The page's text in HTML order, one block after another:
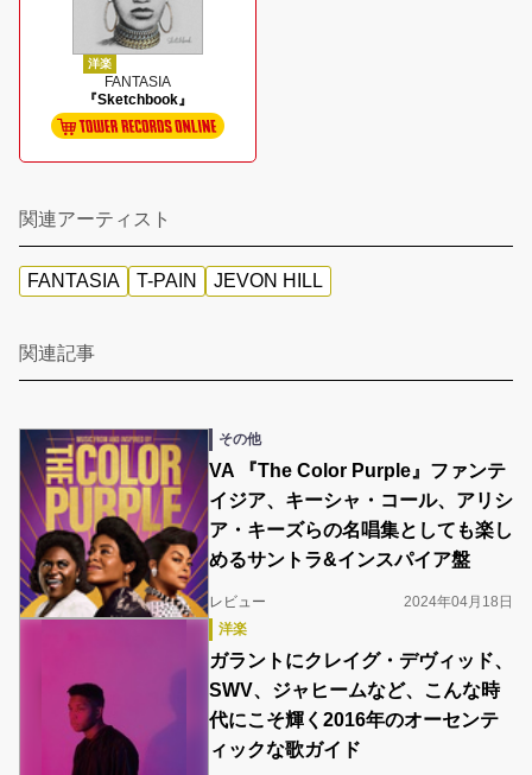
洋楽
FANTASIA
『Sketchbook』
関連アーティスト
FANTASIA T-PAIN JEVON HILL
関連記事
その他
VA 『The Color Purple』ファンテ
イジア、キーシャ・コール、アリシ
ア・キーズらの名唱集としても楽し
めるサントラ&インスパイア盤
レビュー
2024年04月18日
洋楽
ガラントにクレイグ・デヴィッド、
SWV、ジャヒームなど、こんな時
代にこそ輝く2016年のオーセンテ
ィックな歌ガイド